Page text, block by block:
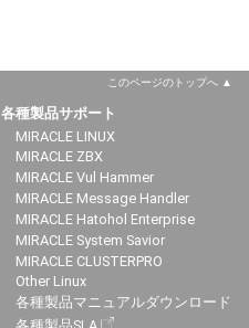
このページのトップへ
各種製品サポート
MIRACLE LINUX
MIRACLE ZBX
MIRACLE Vul Hammer
MIRACLE Message Handler
MIRACLE Hatohol Enterprise
MIRACLE System Savior
MIRACLE CLUSTERPRO
Other Linux
各種製品マニュアルダウンロード